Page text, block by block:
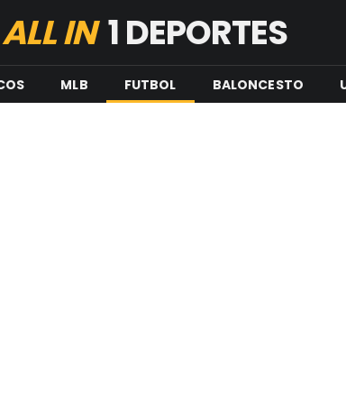
ALL IN1 DEPORTES
MLB FUTBOL BALONCESTO